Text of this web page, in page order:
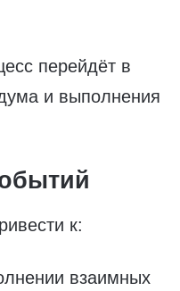
перейдёт в
и выполнения
к:
взаимных